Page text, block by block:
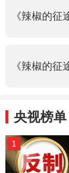
《辣椒的
《辣椒的
央视榜单
1